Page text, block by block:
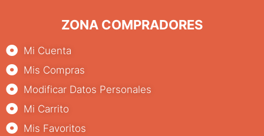
ZONA COMPRADORES
Mi Cuenta
Mis Compras
Modificar Datos Personales
Mi Carrito
Mis Favoritos